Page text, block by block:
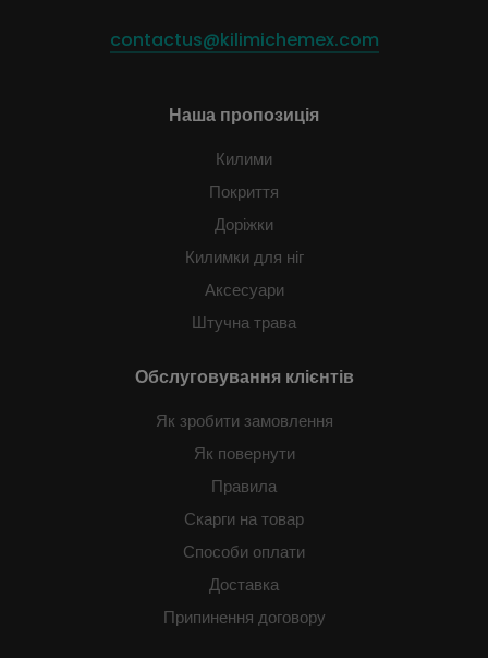
contactus@kilimichemex.com
Наша пропозиція
Килими
Покриття
Доріжки
Килимки для ніг
Аксесуари
Штучна трава
Обслуговування клієнтів
Як зробити замовлення
Як повернути
Правила
Скарги на товар
Способи оплати
Доставка
Припинення договору